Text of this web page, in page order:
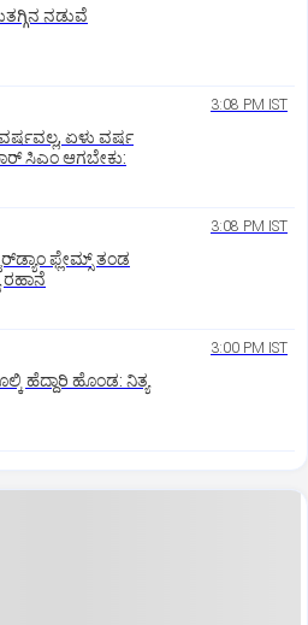
ನಡುವೆ
3:08 PM IST
ಏಳು ವರ್ಷ
ಸಿಎಂ ಆಗಬೇಕು:
3:08 PM IST
ಫ್ಲೇಮ್ಸ್‌ ತಂಡ
ರಹಾನೆ
3:00 PM IST
ಹೆದ್ದಾರಿ ಹೊಂಡ: ನಿತ್ಯ